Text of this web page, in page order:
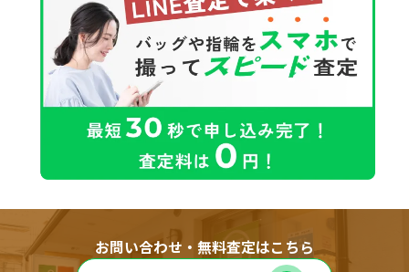
お問い合わせ・無料査定はこちら